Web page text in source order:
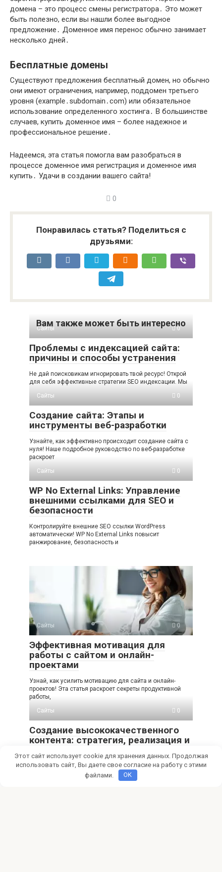
домена – это процесс смены регистратора․ Это может
быть полезно, если вы нашли более выгодное
предложение․ Доменное имя перенос обычно занимает
несколько дней․
Бесплатные домены
Существуют предложения бесплатный домен, но обычно
они имеют ограничения, например, поддомен третьего
уровня (example․subdomain․com) или обязательное
использование определенного хостинга․ В большинстве
случаев, купить доменное имя – более надежное и
профессиональное решение․
Надеемся, эта статья помогла вам разобраться в
процессе доменное имя регистрация и доменное имя
купить․ Удачи в создании вашего сайта!
0
Понравилась статья? Поделиться с
друзьями:
Вам также может быть интересно
Сайты 0
Проблемы с индексацией сайта:
причины и способы устранения
Не дай поисковикам игнорировать твой ресурс! Открой
для себя эффективные стратегии SEO индексации. Мы
Сайты
0
Создание сайта: Этапы и
инструменты веб-разработки
Узнайте, как эффективно происходит создание сайта с
нуля! Наше подробное руководство по веб-разработке
раскроет
Сайты
0
WP No External Links: Управление
внешними ссылками для SEO и
безопасности
Контролируйте внешние SEO ссылки WordPress
автоматически! WP No External Links повысит
ранжирование, безопасность и
Сайты 0
Эффективная мотивация для
работы с сайтом и онлайн-
проектами
Узнай, как усилить мотивацию для сайта и онлайн-
проектов! Эта статья раскроет секреты продуктивной
работы,
Сайты
0
Создание высококачественного
контента: стратегия, реализация и
Откройте, почему качество контента – это не просто
слова, а фундамент доверия и привлечения
Этот сайт использует cookie для хранения данных. Продолжая
использовать сайт, Вы даете свое согласие на работу с этими
файлами.
OK